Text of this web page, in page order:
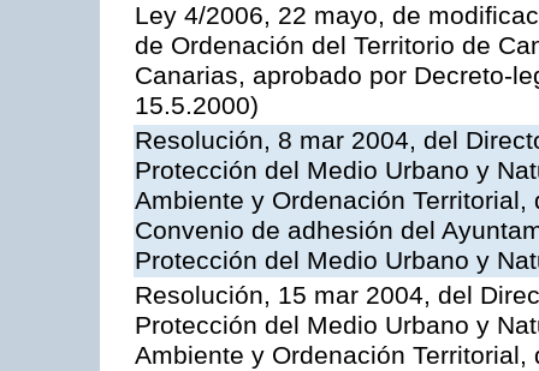
Ley 4/2006, 22 mayo, de
de Ordenación del Territorio de
Canarias, aprobado por Decreto-
15.5.2000)
Resolución, 8 mar 2004, del
Protección del Medio Urbano y
Ambiente y Ordenación
Convenio de adhesión del
Protección del Medio Urbano y
Resolución, 15 mar 2004, del
Protección del Medio Urbano y
Ambiente y Ordenación